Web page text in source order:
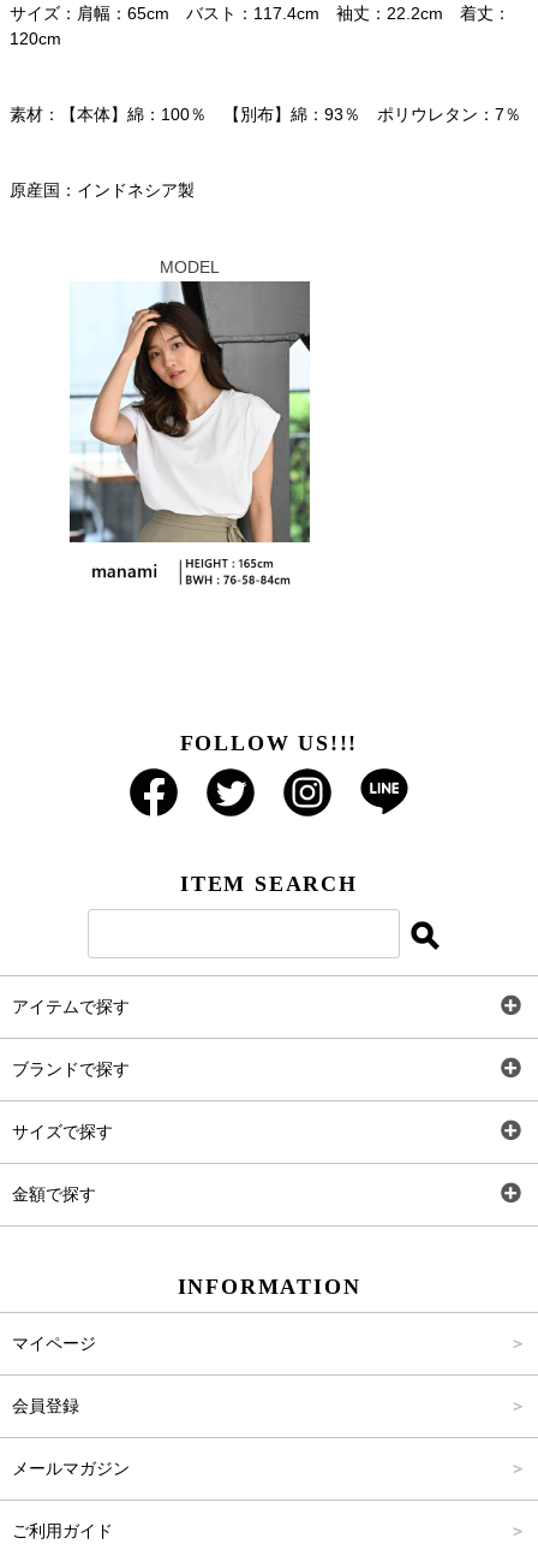
サイズ：肩幅：65cm バスト：117.4cm 袖丈：22.2cm 着丈：
120cm
素材：【本体】綿：100％ 【別布】綿：93％ ポリウレタン：7％
原産国：インドネシア製
MODEL
FOLLOW US!!!
ITEM SEARCH
アイテムで探す
ブランドで探す
サイズで探す
金額で探す
2,001円～4,000円
INFORMATION
マイページ
会員登録
メールマガジン
ご利用ガイド